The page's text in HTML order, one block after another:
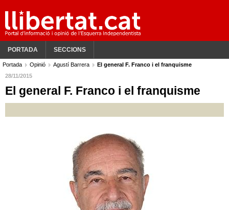
PORTADA SECCIONS
Portada Opinió Agustí Barrera
El general F. Franco i el franquisme
28/11/2015
El general F. Franco i el franquisme